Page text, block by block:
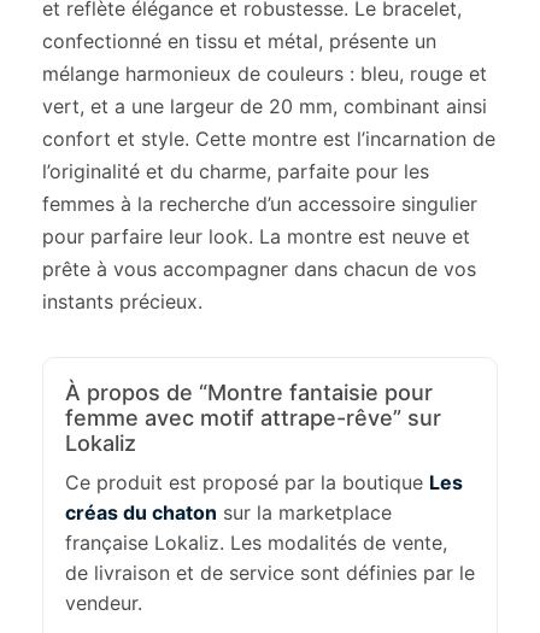
et reflète élégance et robustesse. Le bracelet,
confectionné en tissu et métal, présente un
mélange harmonieux de couleurs : bleu, rouge et
vert, et a une largeur de 20 mm, combinant ainsi
confort et style. Cette montre est l’incarnation de
l’originalité et du charme, parfaite pour les
femmes à la recherche d’un accessoire singulier
pour parfaire leur look. La montre est neuve et
prête à vous accompagner dans chacun de vos
instants précieux.
À propos de “Montre fantaisie pour
femme avec motif attrape-rêve” sur
Lokaliz
Ce produit est proposé par la boutique Les
créas du chaton sur la marketplace
française Lokaliz. Les modalités de vente,
de livraison et de service sont définies par le
vendeur.